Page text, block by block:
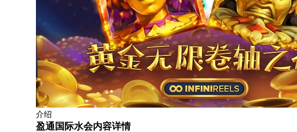
介绍
盈通国际水会内容详情